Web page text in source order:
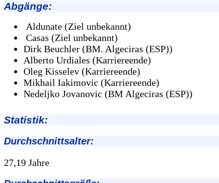
Abgänge:
Aldunate (Ziel unbekannt)
Casas (Ziel unbekannt)
Dirk Beuchler (BM. Algeciras (ESP))
Alberto Urdiales (Karriereende)
Oleg Kisselev (Karriereende)
Mikhail Iakimovic (Karriereende)
Nedeljko Jovanovic (BM Algeciras (ESP))
Statistik:
Durchschnittsalter:
27,19 Jahre